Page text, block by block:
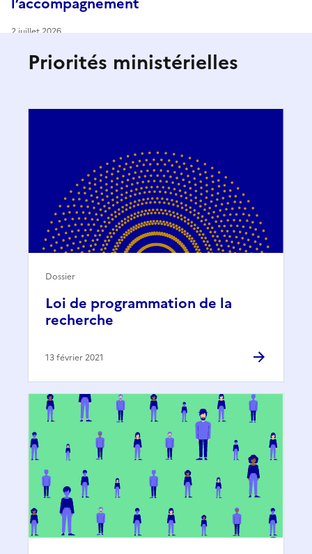
2 juillet 2026
Priorités ministérielles
Loi de programmation de la
recherche
Dossier
13 février 2021